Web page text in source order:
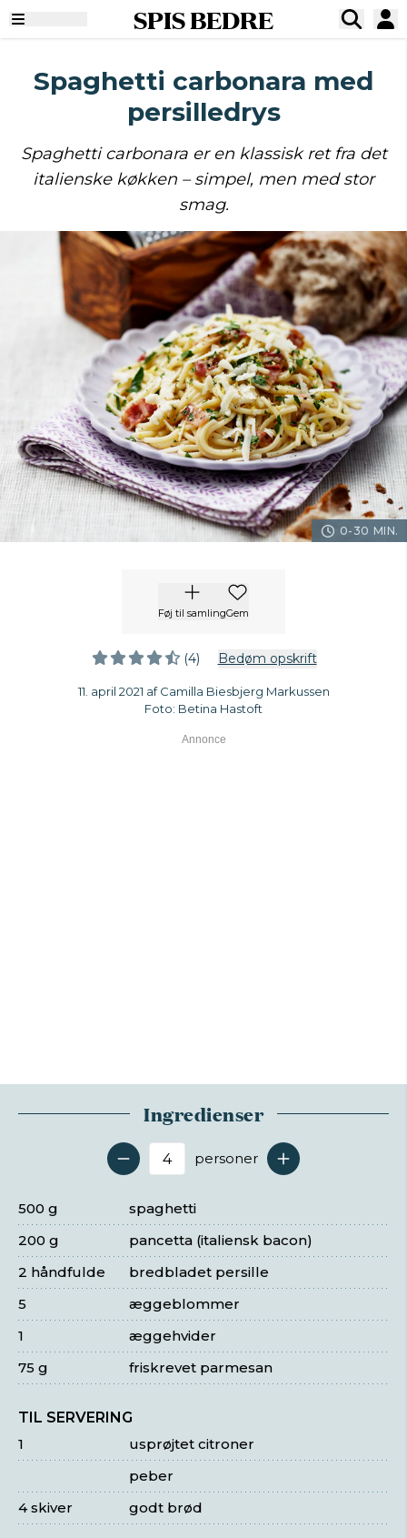
SPIS BEDRE
Spaghetti carbonara med
persilledrys
Spaghetti carbonara er en klassisk ret fra det
italienske køkken – simpel, men med stor
smag.
0-30 MIN.
Føj til samlingGem
(4) Bedøm opskrift
11. april 2021 af Camilla Biesbjerg Markussen
Foto: Betina Hastoft
Ingredienser
Antal serveringer
personer
spaghetti
500 g
pancetta (italiensk bacon)
200 g
bredbladet persille
2 håndfulde
æggeblommer
5
æggehvider
1
friskrevet parmesan
75 g
TIL SERVERING
usprøjtet citroner
1
peber
godt brød
4 skiver